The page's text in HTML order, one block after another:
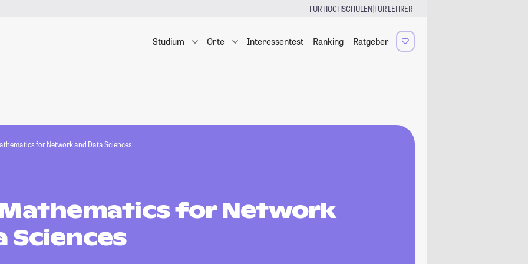
FÜR HOCHSCHULEN|FÜR LEHRER
Studium Orte Interessentest Ranking Ratgeber
for Network and Data Sciences
for Network
Sciences